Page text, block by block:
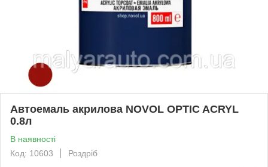
Автоемаль акрилова NOVOL OPTIC ACRYL
0.8л
В наявності
Код: 10603
Роздріб